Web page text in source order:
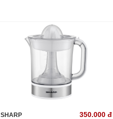
SHARP 350.000 đ